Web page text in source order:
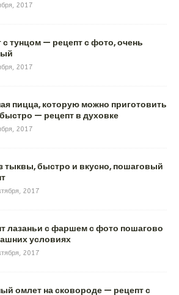
2017
с тунцом — рецепт с фото, очень
2017
пицца, которую можно приготовить
— рецепт в духовке
2017
тыквы, быстро и вкусно, пошаговый
2017
лазаньи с фаршем с фото пошагово
условиях
2017
омлет на сковороде — рецепт с